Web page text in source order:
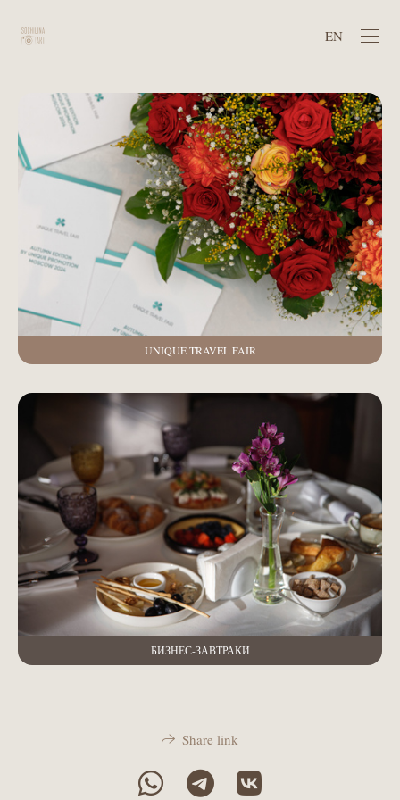
EN
UNIQUE TRAVEL FAIR
БИЗНЕС-ЗАВТРАКИ
Share link